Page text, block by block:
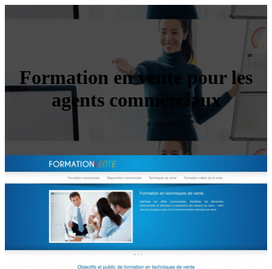
Formation en vente pour les
agents commerciaux